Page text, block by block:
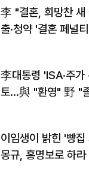
李 "결혼, 희망찬
출·청약 '결혼 페널
李대통령 'ISA·주가
토…與 "환영" 野 "
이임생이 밝힌 '빵
몽규, 홍명보로 하라